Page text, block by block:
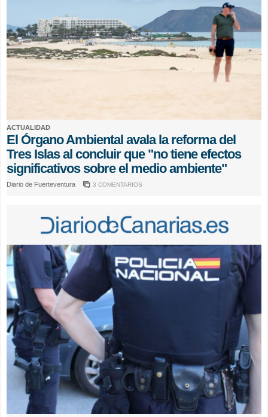
ACTUALIDAD
El Órgano Ambiental avala la reforma del
Tres Islas al concluir que "no tiene efectos
significativos sobre el medio ambiente"
Diario de Fuerteventura 3 COMENTARIOS